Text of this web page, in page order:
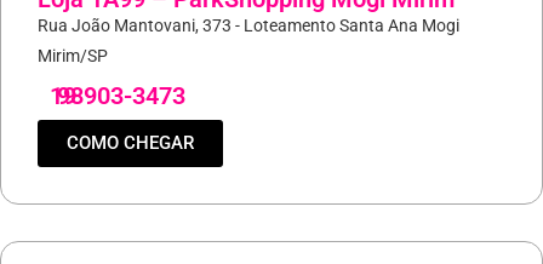
Rua João Mantovani, 373 - Loteamento Santa Ana Mogi
Mirim/SP
19
98903-3473
COMO CHEGAR